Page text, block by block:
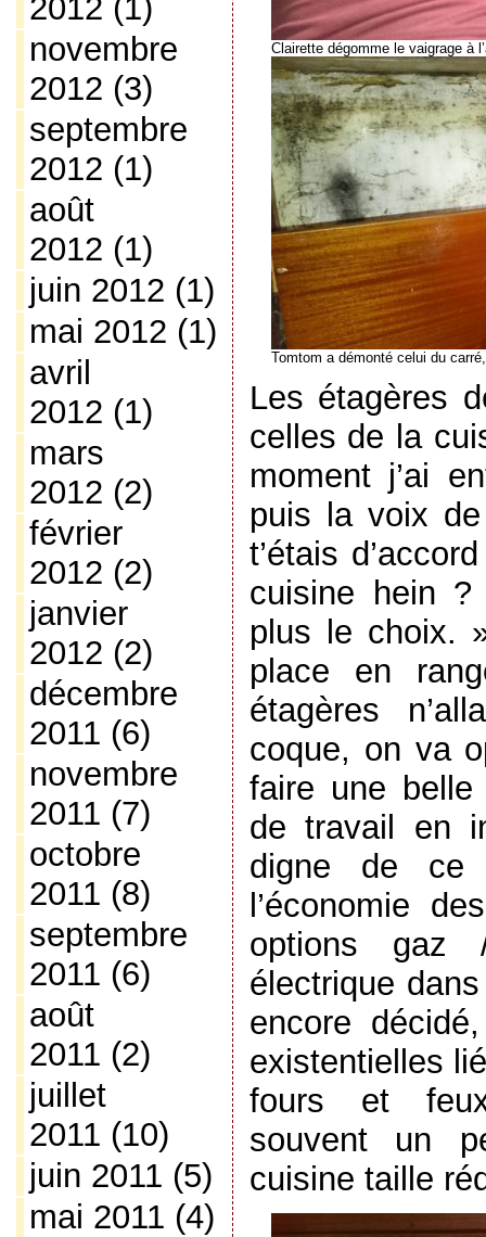
2012 (1)
novembre
2012 (3)
septembre
2012 (1)
août
2012 (1)
juin 2012 (1)
mai 2012 (1)
avril
2012 (1)
mars
2012 (2)
février
2012 (2)
janvier
2012 (2)
décembre
2011 (6)
novembre
2011 (7)
octobre
2011 (8)
septembre
2011 (6)
août
2011 (2)
juillet
2011 (10)
juin 2011 (5)
mai 2011 (4)
Clairette dégomme le vaigrage à
Tomtom a démonté celui du
Les étagères
celles de la
moment j’ai
puis la voix
t’étais
cuisine hein
plus le choix.
place en
étagères
coque, on va
faire une
de travail en
digne de
l’économie
options gaz
électrique
encore
existentielles
fours et
souvent un
cuisine taille